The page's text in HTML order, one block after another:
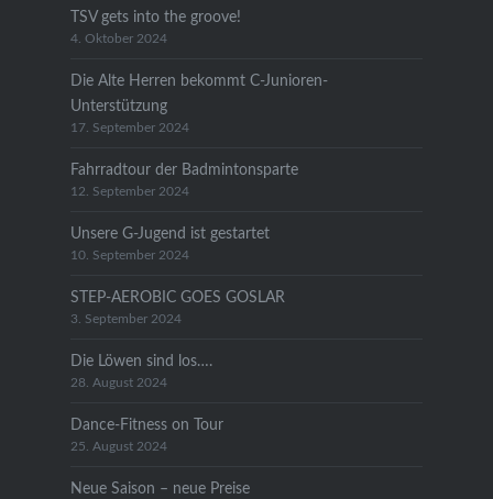
TSV gets into the groove!
4. Oktober 2024
Die Alte Herren bekommt C-Junioren-
Unterstützung
17. September 2024
Fahrradtour der Badmintonsparte
12. September 2024
Unsere G-Jugend ist gestartet
10. September 2024
STEP-AEROBIC GOES GOSLAR
3. September 2024
Die Löwen sind los….
28. August 2024
Dance-Fitness on Tour
25. August 2024
Neue Saison – neue Preise